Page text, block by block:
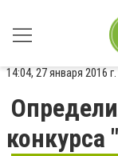
14:04, 27 января 2016 г.
конкурса